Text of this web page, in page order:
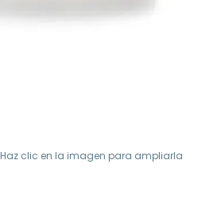
Haz clic en la imagen para ampliarla